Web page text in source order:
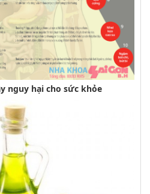
nguy hại cho sức khỏe